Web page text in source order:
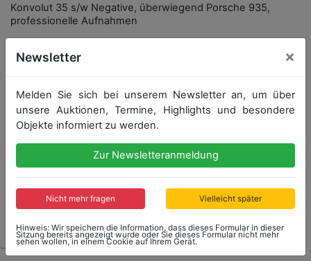
Konvolut 35 s/w Negative, überwiegend Porsche 935,
professionelle Aufnahmen
Startpreis: 5,00 €
Startpreis
5,00 €
Ergebnis
Endet: 12.02.2023 16:18:40
Newsletter ×
Melden Sie sich bei unserem Newsletter an, um über
unsere Auktionen, Termine, Highlights und besondere
Objekte informiert zu werden.
Zur Newsletteranmeldung
Nicht mehr fragen Vielleicht später
Hinweis: Wir speichern die Information, dass dieses Formular in dieser
Sitzung bereits angezeigt wurde oder Sie dieses Formular nicht mehr
sehen wollen, in einem Cookie auf Ihrem Gerät.